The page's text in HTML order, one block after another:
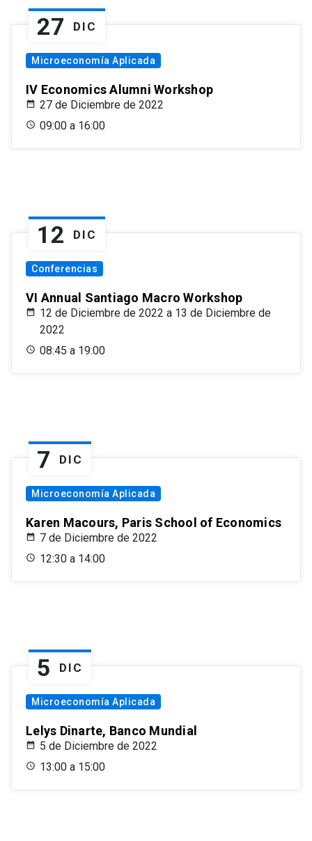
27 DIC
Microeconomía Aplicada
IV Economics Alumni Workshop
27 de Diciembre de 2022
09:00 a 16:00
12 DIC
Conferencias
VI Annual Santiago Macro Workshop
12 de Diciembre de 2022 a 13 de Diciembre de
2022
08:45 a 19:00
7 DIC
Microeconomía Aplicada
Karen Macours, Paris School of Economics
7 de Diciembre de 2022
12:30 a 14:00
5 DIC
Microeconomía Aplicada
Lelys Dinarte, Banco Mundial
5 de Diciembre de 2022
13:00 a 15:00